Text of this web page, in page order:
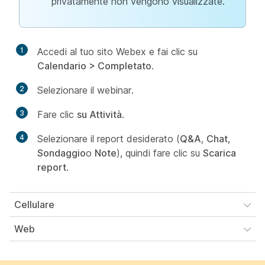
1
Accedi al tuo sito Webex e fai clic su
Calendario > Completato.
2 Selezionare il webinar.
3 Fare clic su Attività.
4 Selezionare il report desiderato (Q&A, Chat,
Sondaggioo Note), quindi fare clic su Scarica
report.
Cellulare
Web